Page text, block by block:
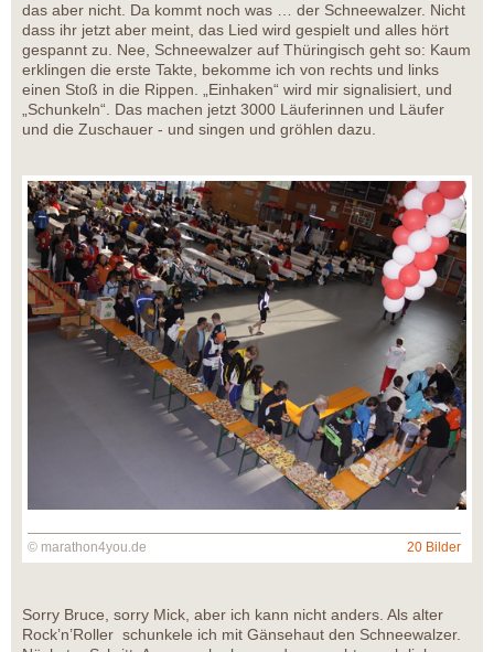
das aber nicht. Da kommt noch was … der Schneewalzer. Nicht
dass ihr jetzt aber meint, das Lied wird gespielt und alles hört
gespannt zu. Nee, Schneewalzer auf Thüringisch geht so: Kaum
erklingen die erste Takte, bekomme ich von rechts und links
einen Stoß in die Rippen. „Einhaken“ wird mir signalisiert, und
„Schunkeln“. Das machen jetzt 3000 Läuferinnen und Läufer
und die Zuschauer - und singen und gröhlen dazu.
© marathon4you.de 20 Bilder
Sorry Bruce, sorry Mick, aber ich kann nicht anders. Als alter
Rock’n’Roller schunkele ich mit Gänsehaut den Schneewalzer.